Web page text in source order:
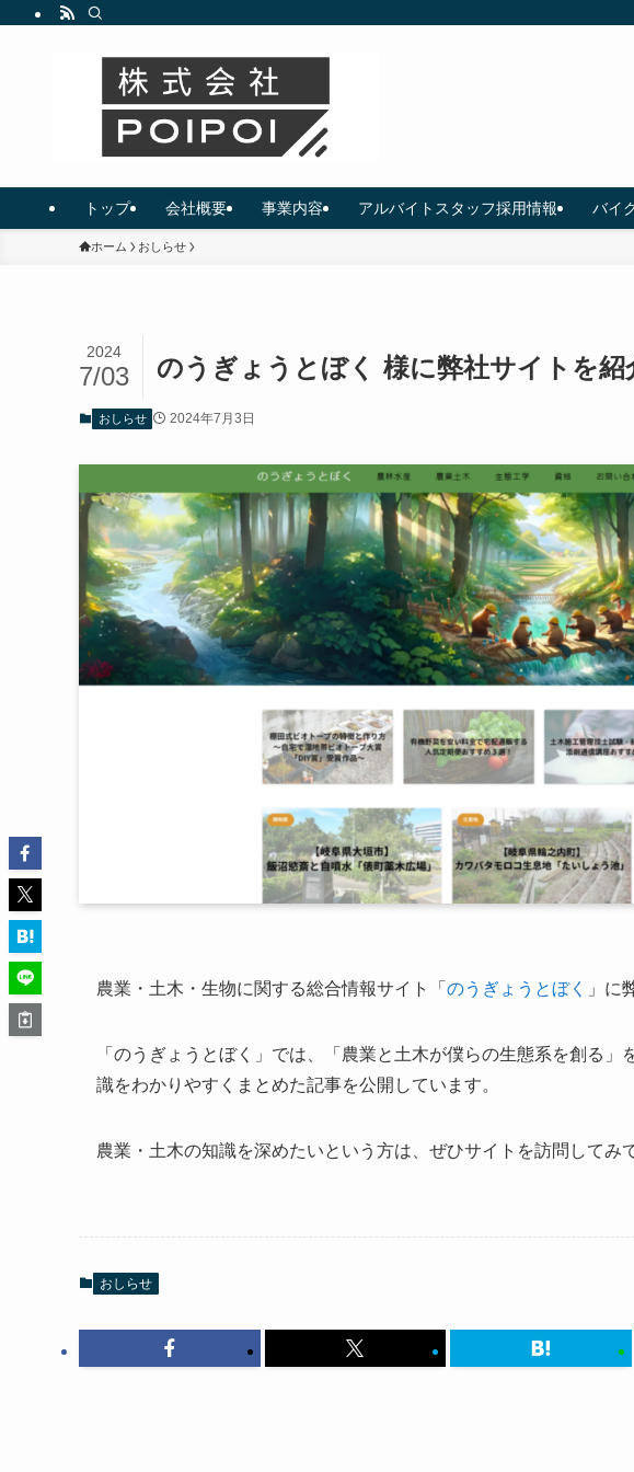
トップ 会社概要 事業内容 アルバイトスタッフ採用情報 バイ
ホーム おしらせ
のうぎょうとぼく 様に弊社サイトを紹
2024
7/03
おしらせ 2024年7月3日
農業・土木・生物に関する総合情報サイト「 のうぎょうとぼく 」に
「のうぎょうとぼく」では、「農業と土木が僕らの生態系を創る
識をわかりやすくまとめた記事を公開しています。
農業・土木の知識を深めたいという方は、ぜひサイトを訪問してみ
おしらせ